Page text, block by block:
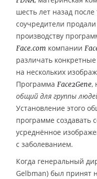
шесть лет назад после
соучредители
производству
Face.com компании
различать
на нескольких
Программа Face2Gene,
общий для группы
Установление этого
программе создавать
усреднённое
с заболеванием.
Когда генеральный
Gelbman) был принят